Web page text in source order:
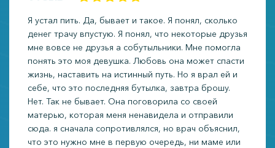
Я устал пить. Да, бывает и такое. Я понял, сколько
денег трачу впустую. Я понял, что некоторые друзья
мне вовсе не друзья а собутыльники. Мне помогла
понять это моя девушка. Любовь она может спасти
жизнь, наставить на истинный путь. Но я врал ей и
себе, что это последняя бутылка, завтра брошу.
Нет. Так не бывает. Она поговорила со своей
матерью, которая меня ненавидела и отправили
сюда. я сначала сопротивлялся, но врач объяснил,
что это нужно мне в первую очередь, ни маме или